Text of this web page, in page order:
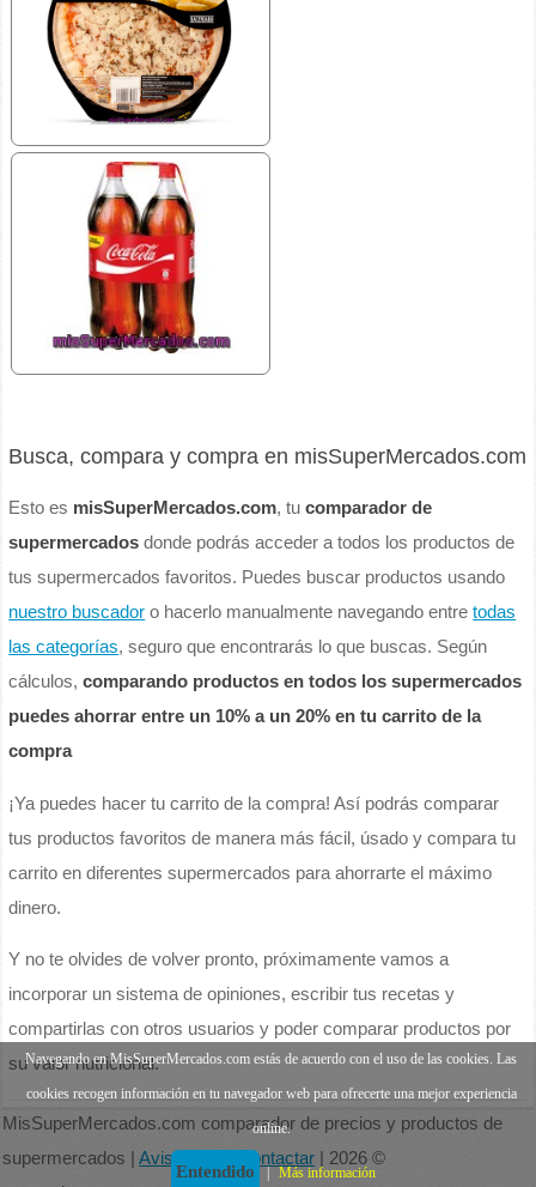
Busca, compara y compra en misSuperMercados.com
Esto es misSuperMercados.com, tucomparador de
supermercados donde podrás acceder a todos los productos de
tus supermercados favoritos. Puedes buscar productos usando
nuestro buscador o hacerlo manualmente navegando entretodas
las categorías, seguro que encontrarás lo que buscas. Según
cálculos,comparando productos en todos los supermercados
puedes ahorrar entre un 10% a un 20% en tu carrito de la
compra
¡Ya puedes hacer tu carrito de la compra! Así podrás comparar
tus productos favoritos de manera más fácil, úsado y compara tu
carrito en diferentes supermercados para ahorrarte el máximo
dinero.
Y no te olvides de volver pronto, próximamente vamos a
incorporar un sistema de opiniones, escribir tus recetas y
compartirlas con otros usuarios y poder comparar productos por
su valor nutricional.
MisSuperMercados.com comparador de precios y productos de
supermercados |Aviso legal Contactar | 2026 ©
Navegando en MisSuperMercados.com estás de acuerdo con el uso de las cookies. Las
cookies recogen información en tu navegador web para ofrecerte una mejor experiencia
online.
Entendido Más información